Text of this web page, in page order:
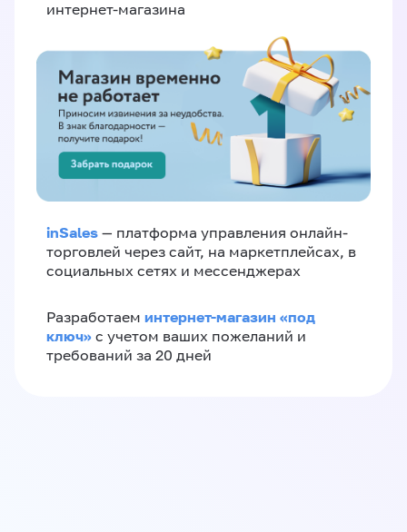
интернет-магазина
inSales — платформа управления онлайн-
торговлей через сайт, на маркетплейсах, в
социальных сетях и мессенджерах
Разработаем интернет-магазин «‎под
ключ»‎ с учетом ваших пожеланий и
требований за 20 дней